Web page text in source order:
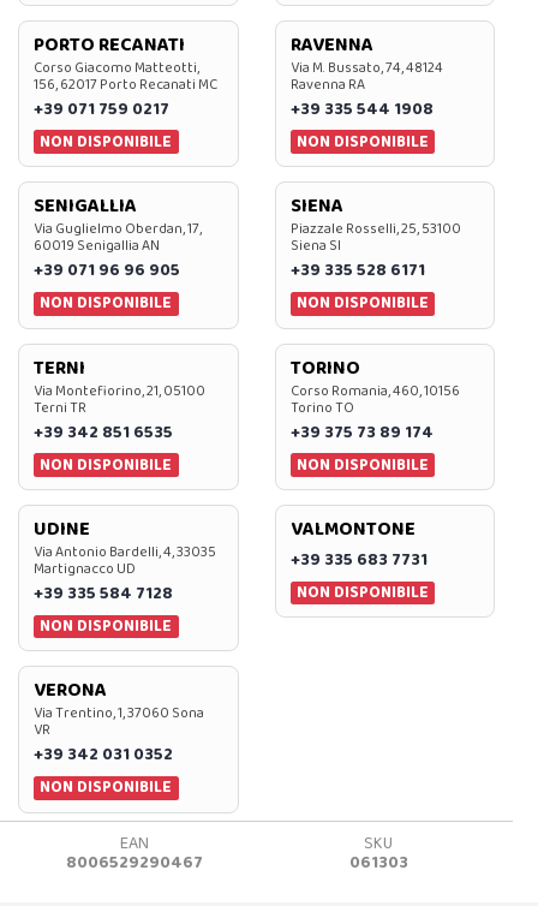
PORTO RECANATI
Corso Giacomo Matteotti,
156, 62017 Porto Recanati MC
+39 071 759 0217
NON DISPONIBILE
RAVENNA
Via M. Bussato, 74, 48124
Ravenna RA
+39 335 544 1908
NON DISPONIBILE
SENIGALLIA
Via Guglielmo Oberdan, 17,
60019 Senigallia AN
+39 071 96 96 905
NON DISPONIBILE
SIENA
Piazzale Rosselli, 25, 53100
Siena SI
+39 335 528 6171
NON DISPONIBILE
TERNI
Via Montefiorino, 21, 05100
Terni TR
+39 342 851 6535
NON DISPONIBILE
TORINO
Corso Romania, 460, 10156
Torino TO
+39 375 73 89 174
NON DISPONIBILE
UDINE
Via Antonio Bardelli, 4, 33035
Martignacco UD
+39 335 584 7128
NON DISPONIBILE
VALMONTONE
+39 335 683 7731
NON DISPONIBILE
VERONA
Via Trentino, 1, 37060 Sona
VR
+39 342 031 0352
NON DISPONIBILE
EAN
8006529290467
SKU
061303